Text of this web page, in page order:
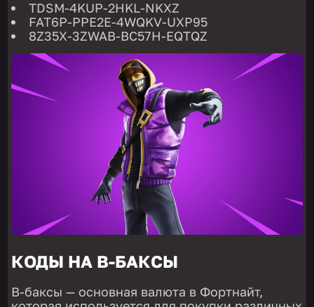
TDSM-4KUP-2HKL-NKXZ
FAT6P-PPE2E-4WQKV-UXP95
8Z35X-3ZWAB-BC57H-EQTQZ
КОДЫ НА В-БАКСЫ
В-баксы — основная валюта в Фортнайт,